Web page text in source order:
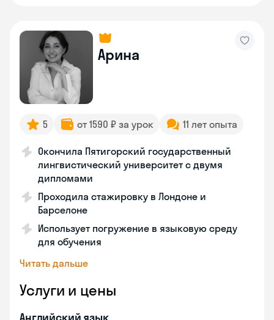
Арина
5 от 1590 ₽ за урок 11 лет опыта
Окончила Пятигорский государственный
лингвистический университет с двумя
дипломами
Проходила стажировку в Лондоне и
Барселоне
Использует погружение в языковую среду
для обучения
Читать дальше
Услуги и цены